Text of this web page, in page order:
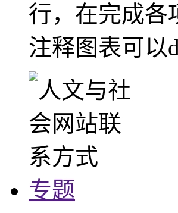
行，在完成各
注释图表可以
专题